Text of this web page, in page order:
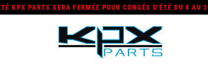
KPX PARTS SERA FERMÉE POUR CONGÉS D'ÉTÉ DU 8 AU